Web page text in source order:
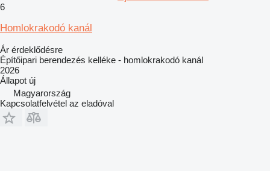
6
Homlokrakodó kanál
Ár érdeklődésre
Építőipari berendezés kelléke - homlokrakodó kanál
2026
Állapot új
Magyarország
Kapcsolatfelvétel az eladóval